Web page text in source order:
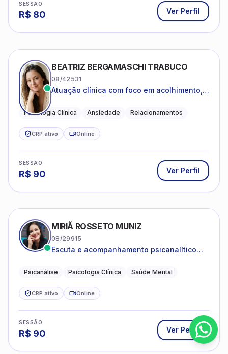
SESSÃO
R$ 80 Ver Perfil
BEATRIZ BERGAMASCHI TRABUCO
08/42531
Atuação clínica com foco em acolhimento,
Psicologia Clínica Ansiedade Relacionamentos
CRP ativo Online
SESSÃO
R$ 90 Ver Perfil
MIRIÃ ROSSETO MUNIZ
08/29915
Escuta e acompanhamento psicanalítico
Psicanálise Psicologia Clínica Saúde Mental
CRP ativo Online
SESSÃO
R$ 90 Ver Perfil